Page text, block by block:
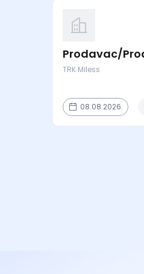
Prodavac/
TRK Miless
08.08.2026.